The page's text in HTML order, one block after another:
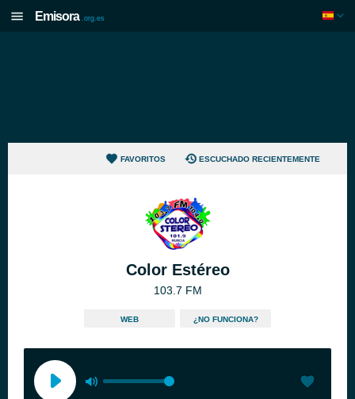
Emisora .org.es
FAVORITOS ESCUCHADO RECIENTEMENTE
Color Estéreo
103.7 FM
WEB ¿NO FUNCIONA?